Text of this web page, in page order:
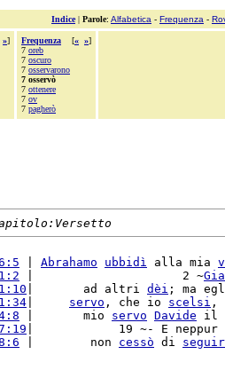
Indice| Parole: Alfabetica - Frequenza -
»]
Frequenza [« »]
7 oreb
7 oscuro
7 osservarono
7 osservò
7 ottenere
7 ov
7 pagherò
Abrahamo ubbidì alla mia
|                     2 ~
|       ad altri dèi ; ma
servo , che io scelsi ,
|       mio servo Davide il
|            19 ~- E neppur
|        non cessò di